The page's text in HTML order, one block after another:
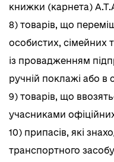
книжки (карнета)
8) товарів, що
особистих, сімейних
із провадженням
ручній поклажі або
9) товарів, що
учасниками
10) припасів, які
транспортного